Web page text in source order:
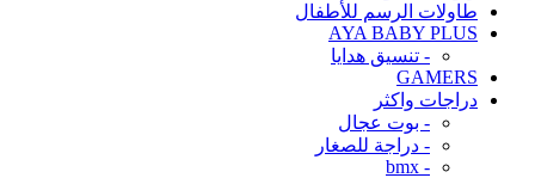
طاولات الرسم للأطفال
AYA BABY PLUS
- تنسيق هدايا
GAMERS
دراجات واكثر
- بوت عجال
- دراجة للصغار
- bmx